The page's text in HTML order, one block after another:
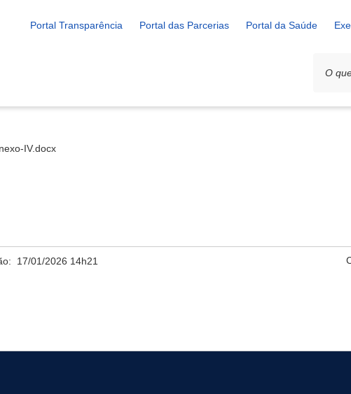
Portal Transparência Portal das Parcerias Portal da Saúde
IV.docx
17/01/2026 14h21